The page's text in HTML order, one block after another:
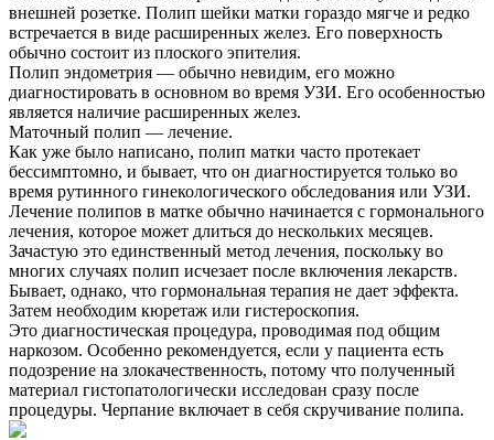
внешней розетке. Полип шейки матки гораздо мягче и редко
встречается в виде расширенных желез. Его поверхность
обычно состоит из плоского эпителия.
Полип эндометрия — обычно невидим, его можно
диагностировать в основном во время УЗИ. Его особенностью
является наличие расширенных желез.
Маточный полип — лечение.
Как уже было написано, полип матки часто протекает
бессимптомно, и бывает, что он диагностируется только во
время рутинного гинекологического обследования или УЗИ.
Лечение полипов в матке обычно начинается с гормонального
лечения, которое может длиться до нескольких месяцев.
Зачастую это единственный метод лечения, поскольку во
многих случаях полип исчезает после включения лекарств.
Бывает, однако, что гормональная терапия не дает эффекта.
Затем необходим кюретаж или гистероскопия.
Это диагностическая процедура, проводимая под общим
наркозом. Особенно рекомендуется, если у пациента есть
подозрение на злокачественность, потому что полученный
материал гистопатологически исследован сразу после
процедуры. Черпание включает в себя скручивание полипа.